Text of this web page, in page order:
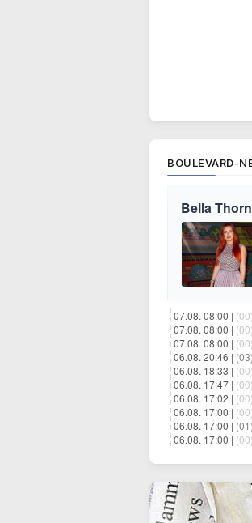
BOULEVARD-
Bella
07.08. 08:00 | (00)
07.08. 08:00 | (00)
07.08. 08:00 | (00)
06.08. 20:46 | (03)
06.08. 18:33 | (00)
06.08. 17:47 | (00)
06.08. 17:02 | (00)
06.08. 17:00 | (00)
06.08. 17:00 | (01)
06.08. 17:00 | (00)